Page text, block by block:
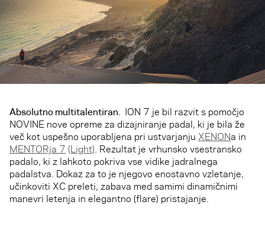
Absolutno multitalentiran. ION 7 je bil razvit s pomočjo
NOVINE nove opreme za dizajniranje padal, ki je bila že
več kot uspešno uporabljena pri ustvarjanju XENONa in
MENTORja 7 (Light). Rezultat je vrhunsko vsestransko
padalo, ki z lahkoto pokriva vse vidike jadralnega
padalstva. Dokaz za to je njegovo enostavno vzletanje,
učinkoviti XC preleti, zabava med samimi dinamičnimi
manevri letenja in elegantno (flare) pristajanje.